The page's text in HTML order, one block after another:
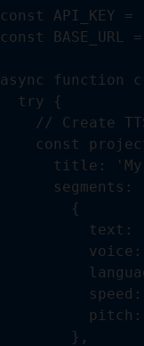
const API_KEY
const
async function
  try {
// Create
const
title:
segments:
        {
text:
speed:
        },